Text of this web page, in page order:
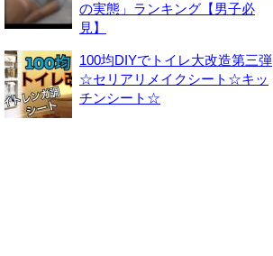
の実態」ランキング【男子必
見】
100均DIYでトイレ大改造第三弾
☆セリアリメイクシート☆キッ
チンシート☆